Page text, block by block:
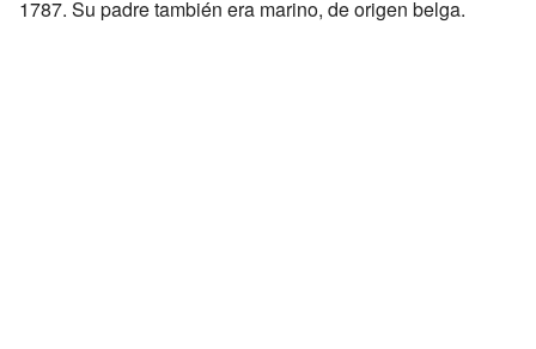
1787. Su padre también era marino, de origen belga.